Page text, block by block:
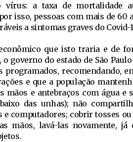
a taxa de mortalidade
isso, pessoas com mais de 60
a sintomas graves do Covid-
que isto traria e de
governo do estado de São
programados, recomendando,
e que a população
mãos e antebraços com água e
das unhas); não
e computadores; cobrir tosses
mãos, lavá-las novamente,